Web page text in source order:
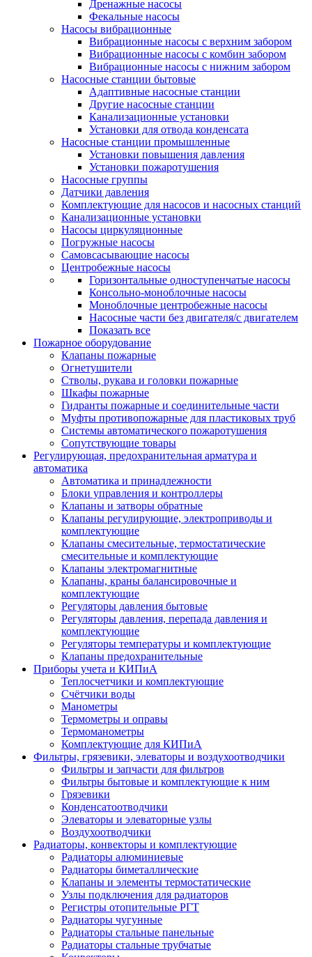
Дренажные насосы
Фекальные насосы
Насосы вибрационные
Вибрационные насосы с верхним забором
Вибрационные насосы с комбин забором
Вибрационные насосы с нижним забором
Насосные станции бытовые
Адаптивные насосные станции
Другие насосные станции
Канализационные установки
Установки для отвода конденсата
Насосные станции промышленные
Установки повышения давления
Установки пожаротушения
Насосные группы
Датчики давления
Комплектующие для насосов и насосных станций
Канализационные установки
Насосы циркуляционные
Погружные насосы
Самовсасывающие насосы
Центробежные насосы
Горизонтальные одноступенчатые насосы
Консольно-моноблочные насосы
Моноблочные центробежные насосы
Насосные части без двигателя/с двигателем
Показать все
Пожарное оборудование
Клапаны пожарные
Огнетушители
Стволы, рукава и головки пожарные
Шкафы пожарные
Гидранты пожарные и соединительные части
Муфты противопожарные для пластиковых труб
Системы автоматического пожаротушения
Сопутствующие товары
Регулирующая, предохранительная арматура и
автоматика
Автоматика и принадлежности
Блоки управления и контроллеры
Клапаны и затворы обратные
Клапаны регулирующие, электроприводы и
комплектующие
Клапаны смесительные, термостатические
смесительные и комплектующие
Клапаны электромагнитные
Клапаны, краны балансировочные и
комплектующие
Регуляторы давления бытовые
Регуляторы давления, перепада давления и
комплектующие
Регуляторы температуры и комплектующие
Клапаны предохранительные
Приборы учета и КИПиА
Теплосчетчики и комплектующие
Счётчики воды
Манометры
Термометры и оправы
Термоманометры
Комплектующие для КИПиА
Фильтры, грязевики, элеваторы и воздухоотводчики
Фильтры и запчасти для фильтров
Фильтры бытовые и комплектующие к ним
Грязевики
Конденсатоотводчики
Элеваторы и элеваторные узлы
Воздухоотводчики
Радиаторы, конвекторы и комплектующие
Радиаторы алюминиевые
Радиаторы биметаллические
Клапаны и элементы термостатические
Узлы подключения для радиаторов
Регистры отопительные РГТ
Радиаторы чугунные
Радиаторы стальные панельные
Радиаторы стальные трубчатые